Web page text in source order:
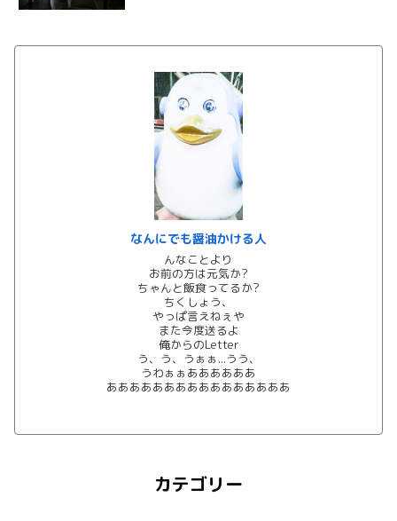
なんにでも醤油かける人
んなことより
お前の方は元気か?
ちゃんと飯食ってるか?
ちくしょう、
やっぱ言えねぇや
また今度送るよ
俺からのLetter
う、う、うぁぁ...うう、
うわぁぁああああああ
ああああああああああああああああ
カテゴリー